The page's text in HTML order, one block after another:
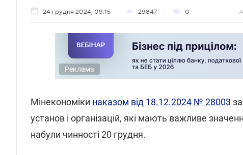
24 грудня 2024, 09:15 29847 0
Реклама
Мінекономіки наказом від 18.12.2024 № 28003
установ і організацій, які мають важливе
набули чинності 20 грудня.